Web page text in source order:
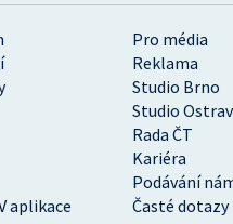
Pro média
Reklama
Studio Brno
Studio
Rada ČT
Kariéra
Podávání
aplikace
Časté dotazy